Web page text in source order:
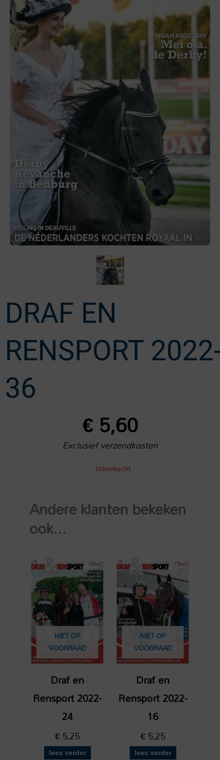
DRAF EN
RENSPORT
36
€5,60
Exclusief verzendkosten
Uitverkocht
Andere klanten bekeken
ook...
NIET OP
VOORRAAD
Draf en
Rensport 2022-
24
€5,25
lees verder
NIET OP
VOORRAAD
Draf en
Rensport 2022-
16
€5,25
lees verder